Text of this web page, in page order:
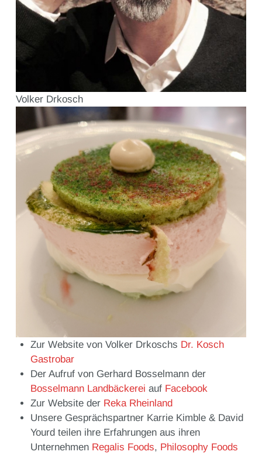
Volker Drkosch
Zur Website von Volker Drkoschs Dr. Kosch
Gastrobar
Der Aufruf von Gerhard Bosselmann der
Bosselmann Landbäckerei auf Facebook
Zur Website der Reka Rheinland
Unsere Gesprächspartner Karrie Kimble & David
Yourd teilen ihre Erfahrungen aus ihren
Unternehmen Regalis Foods, Philosophy Foods